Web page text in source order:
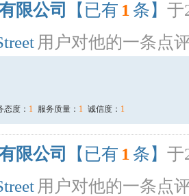
限公司 【已有 1 条】 于
用户对他的一条点
态度： 1 服务质量： 1 诚信度： 1
限公司 【已有 1 条】 于
用户对他的一条点